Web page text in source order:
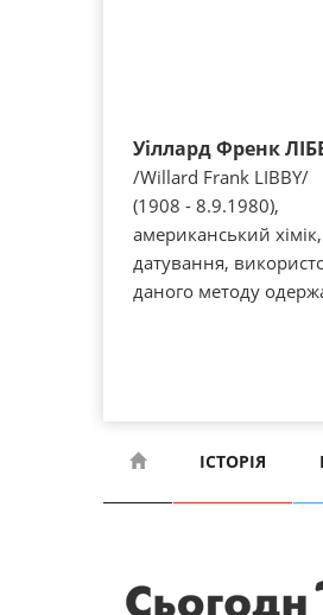
Уіллард Френк
/Willard Frank LIBBY/
(1908 - 8.9.1980),
американський
датування,
даного методу
ІСТОРІЯ